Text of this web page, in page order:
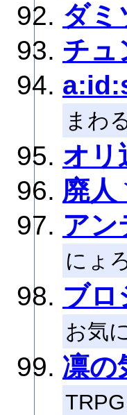
ダミ
チュ
まわ
オリ
廃人
アン
にょ
ブロ
お気
凛の